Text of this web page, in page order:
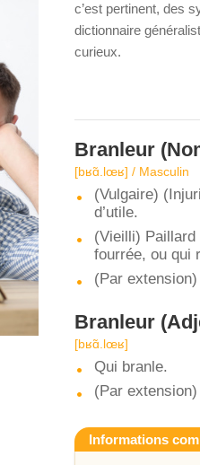
c’est pertinent, des
dictionnaire
curieux.
Branleur
[bʁɑ̃.lœʁ] / Masculin
(Vulgaire)
d’utile.
(Vieilli) Paillard
fourrée, ou qui
(Par
Branleur
[bʁɑ̃.lœʁ]
Qui branle.
(Par
Informations